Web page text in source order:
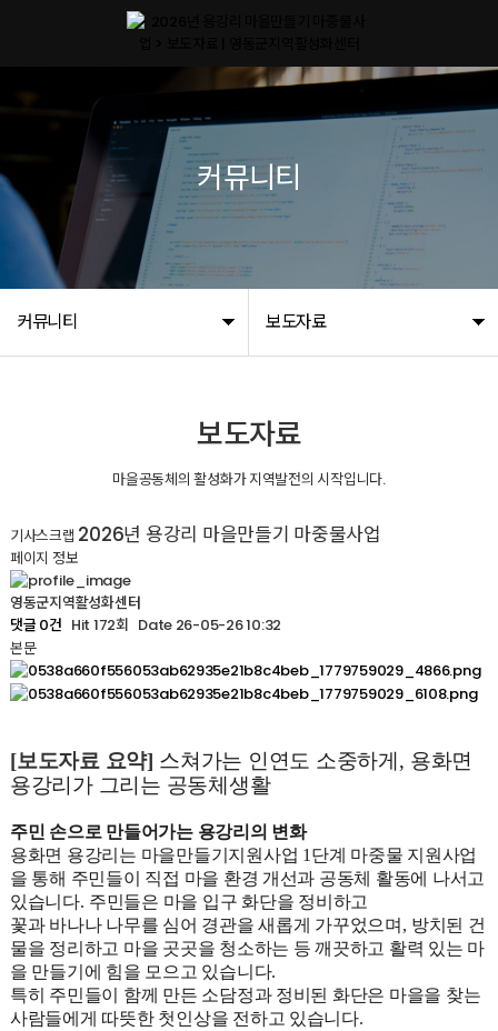
커뮤니티 보도자료
커뮤니티
보도자료
마을공동체의 활성화가 지역발전의 시작입니다.
기사스크랩 2026년 용강리 마을만들기 마중물사업
페이지 정보
영동군지역활성화센터
댓글 0건 Hit 172회 Date 26-05-26 10:32
본문
[보도자료 요약] 스쳐가는 인연도 소중하게 , 용화면
용강리가 그리는 공동체생활
주민 손으로 만들어가는 용강리의 변화
용화면 용강리는 마을만들기지원사업 1 단계 마중물 지원사업
을 통해 주민들이 직접 마을 환경 개선과 공동체 활동에 나서고
있습니다. 주민들은 마을 입구 화단을 정비하고
꽃과 바나나 나무를 심어 경관을 새롭게 가꾸었으며 , 방치된 건
물을 정리하고 마을 곳곳을 청소하는 등 깨끗하고 활력 있는 마
을 만들기에 힘을 모으고 있습니다.
특히 주민들이 함께 만든 소담정과 정비된 화단은 마을을 찾는
사람들에게 따뜻한 첫인상을 전하고 있습니다.